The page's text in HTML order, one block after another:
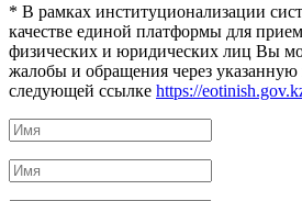
* В рамках институционализации
качестве единой платформы для
физических и юридических лиц Вы
жалобы и обращения через
следующей ссылке https://